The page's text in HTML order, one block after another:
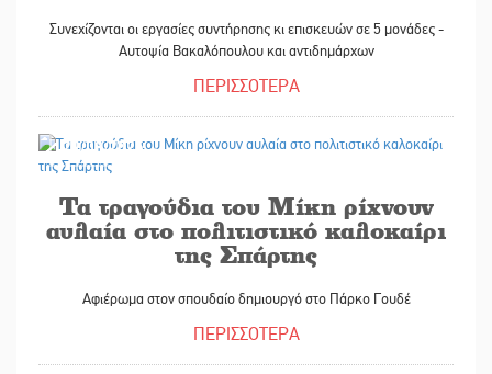
Συνεχίζονται οι εργασίες συντήρησης κι επισκευών σε 5 μονάδες -
Αυτοψία Βακαλόπουλου και αντιδημάρχων
ΠΕΡΙΣΣΟΤΕΡΑ
29/08/2025
Τα τραγούδια του Μίκη ρίχνουν
αυλαία στο πολιτιστικό καλοκαίρι
της Σπάρτης
Αφιέρωμα στον σπουδαίο δημιουργό στο Πάρκο Γουδέ
ΠΕΡΙΣΣΟΤΕΡΑ